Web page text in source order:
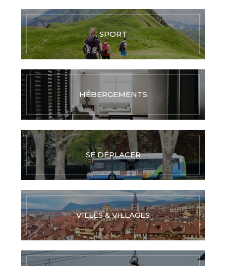
SPORT
HÉBERGEMENTS
SE DÉPLACER
VILLES & VILLAGES